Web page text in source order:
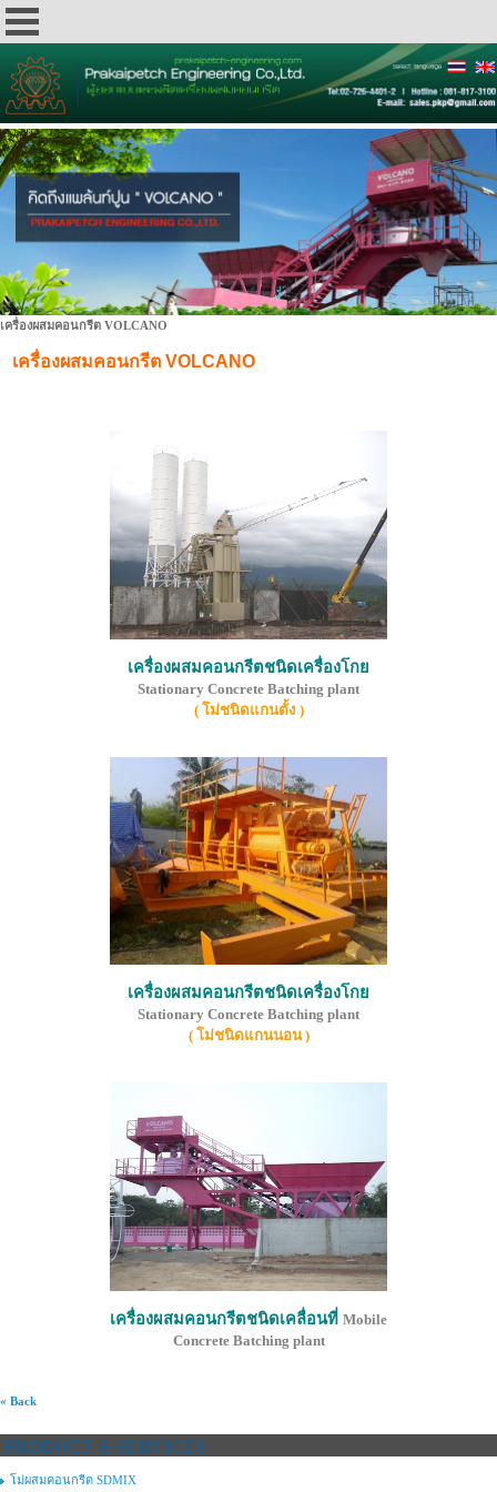
เครื่องผสมคอนกรีต VOLCANO
เครื่องผสมคอนกรีต VOLCANO
เครื่องผสมคอนกรีตชนิดเครื่องโกย
Stationary Concrete Batching plant
( โม่ชนิดแกนตั้ง )
เครื่องผสมคอนกรีตชนิดเครื่องโกย
Stationary Concrete Batching plant
( โม่ชนิดแกนนอน )
เครื่องผสมคอนกรีตชนิดเคลื่อนที่ Mobile
Concrete Batching plant
« Back
PRODUCT & SERVICES
โม่ผสมคอนกรีต SDMIX